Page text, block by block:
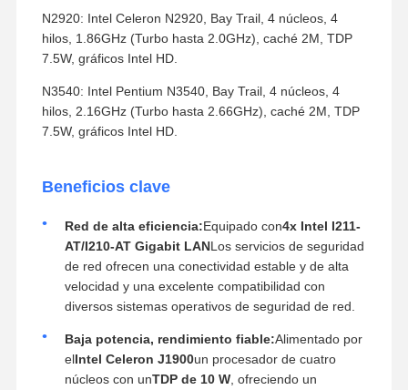
N2920: Intel Celeron N2920, Bay Trail, 4 núcleos, 4
hilos, 1.86GHz (Turbo hasta 2.0GHz), caché 2M, TDP
7.5W, gráficos Intel HD.
N3540: Intel Pentium N3540, Bay Trail, 4 núcleos, 4
hilos, 2.16GHz (Turbo hasta 2.66GHz), caché 2M, TDP
7.5W, gráficos Intel HD.
Beneficios clave
Red de alta eficiencia:Equipado con4x Intel I211-
AT/I210-AT Gigabit LANLos servicios de seguridad
de red ofrecen una conectividad estable y de alta
velocidad y una excelente compatibilidad con
diversos sistemas operativos de seguridad de red.
Baja potencia, rendimiento fiable:Alimentado por
elIntel Celeron J1900un procesador de cuatro
núcleos con unTDP de 10 W, ofreciendo un